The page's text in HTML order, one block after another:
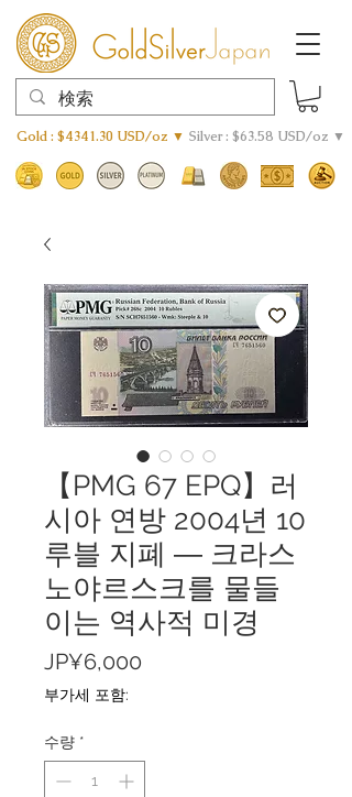
Gold : $4341.30 USD/oz ▼ Silver : $63.58 USD/oz ▼
【PMG 67 EPQ】러
시아 연방 2004년 10
루블 지폐 ― 크라스
노야르스크를 물들
이는 역사적 미경
JP¥6,000
부가세 포함:
수량 *